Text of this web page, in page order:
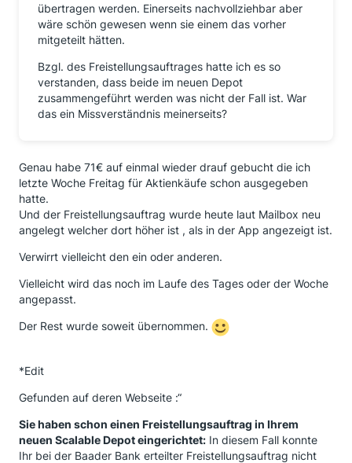
übertragen werden. Einerseits nachvollziehbar aber
wäre schön gewesen wenn sie einem das vorher
mitgeteilt hätten.
Bzgl. des Freistellungsauftrages hatte ich es so
verstanden, dass beide im neuen Depot
zusammengeführt werden was nicht der Fall ist. War
das ein Missverständnis meinerseits?
Genau habe 71€ auf einmal wieder drauf gebucht die ich
letzte Woche Freitag für Aktienkäufe schon ausgegeben
hatte.
Und der Freistellungsauftrag wurde heute laut Mailbox neu
angelegt welcher dort höher ist , als in der App angezeigt ist.
Verwirrt vielleicht den ein oder anderen.
Vielleicht wird das noch im Laufe des Tages oder der Woche
angepasst.
Der Rest wurde soweit übernommen.
*Edit
Gefunden auf deren Webseite :“
Sie haben schon einen Freistellungsauftrag in Ihrem
neuen Scalable Depot eingerichtet: In diesem Fall konnte
Ihr bei der Baader Bank erteilter Freistellungsauftrag nicht